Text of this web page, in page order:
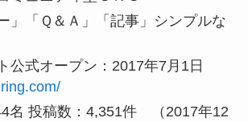
」「Ｑ＆Ａ」「記事」シンプルな
公式オープン：2017年7月1日
名 投稿数：4,351件 （2017年12